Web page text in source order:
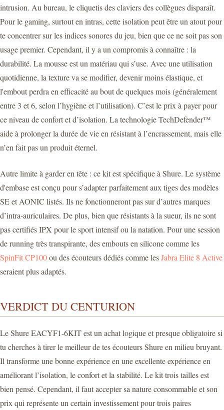
intrusion. Au bureau, le cliquetis des claviers des collègues disparaît.
Pour le gaming, surtout en intras, cette isolation peut être un atout pour
te concentrer sur les indices sonores du jeu, bien que ce ne soit pas son
usage premier. Cependant, il y a un compromis à connaître : la
durabilité. La mousse est un matériau qui s’use. Avec une utilisation
quotidienne, la texture va se modifier, devenir moins élastique, et
l'embout perdra en efficacité au bout de quelques mois (généralement
entre 3 et 6, selon l’hygiène et l’utilisation). C’est le prix à payer pour
ce niveau de confort et d’isolation. La technologie TechDefender™
aide à prolonger la durée de vie en résistant à l’encrassement, mais elle
n’en fait pas un produit éternel.
Autre limite à garder en tête : ce kit est spécifique à Shure. Le système
d'embase est conçu pour s’adapter parfaitement aux tiges des modèles
SE et AONIC listés. Ils ne fonctionneront pas sur d’autres marques
d’intra-auriculaires. De plus, bien que résistants à la sueur, ils ne sont
pas certifiés IPX pour le sport intensif ou la natation. Pour une session
de running très transpirante, des embouts en silicone comme les
SpinFit CP100ou des écouteurs dédiés comme lesJabra Elite 8 Active
seraient plus adaptés.
VERDICT DU CENTURION
Le Shure EACYF1-6KIT est un achat logique et presque obligatoire si
tu cherches à tirer le meilleur de tes écouteurs Shure en milieu bruyant.
Il transforme une bonne expérience en une excellente expérience en
améliorant l’isolation, le confort et la stabilité. Le kit trois tailles est
bien pensé. Cependant, il faut accepter sa nature consommable et son
prix qui représente un certain investissement pour trois paires